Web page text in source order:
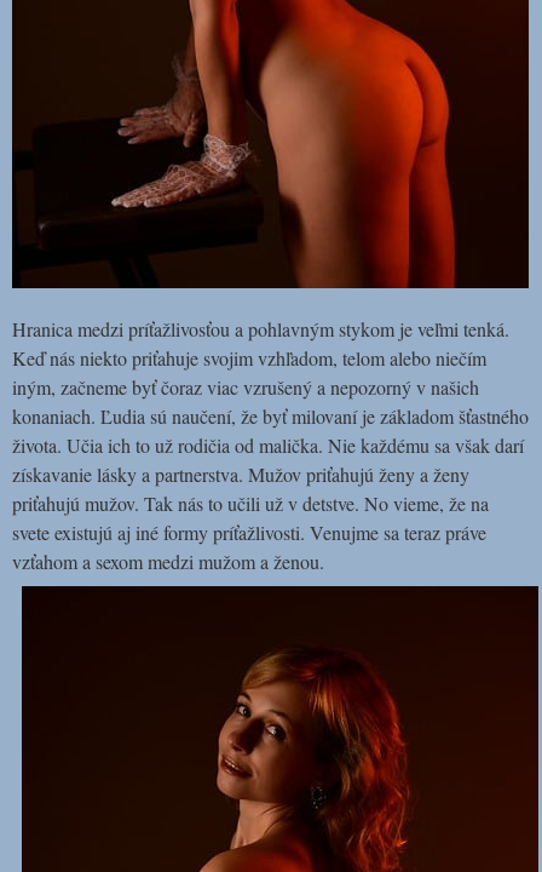
Hranica medzi príťažlivosťou a pohlavným stykom je veľmi tenká.
Keď nás niekto priťahuje svojim vzhľadom, telom alebo niečím
iným, začneme byť čoraz viac vzrušený a nepozorný v našich
konaniach. Ľudia sú naučení, že byť milovaní je základom šťastného
života. Učia ich to už rodičia od malička. Nie každému sa však darí
získavanie lásky a partnerstva. Mužov priťahujú ženy a ženy
priťahujú mužov. Tak nás to učili už v detstve. No vieme, že na
svete existujú aj iné formy príťažlivosti. Venujme sa teraz práve
vzťahom a sexom medzi mužom a ženou.